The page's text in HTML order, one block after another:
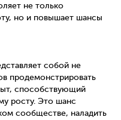
не только
но и повышает шансы
собой не
продемонстрировать
способствующий
росту. Это шанс
сообществе, наладить